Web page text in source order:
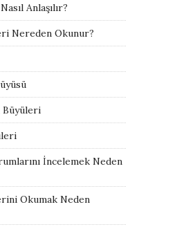
Anlaşılır?
Nereden Okunur?
Büyüleri
İncelemek Neden
Okumak Neden